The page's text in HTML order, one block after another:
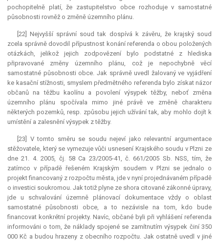
pochopitelně platí, že zastupitelstvo obce rozhoduje v samostatné
působnosti rovněž o změně územního plánu.
[22] Nejvyšší správní soud tak dospívá k závěru, že krajský soud
zcela správně dovodil přípustnost konání referenda o obou položených
otázkách, jelikož jejich zodpovězení bylo podstatné z hlediska
připravované změny územního plánu, což je nepochybně věcí
samostatné působnosti obce. Jak správně uvedl žalovaný ve vyjádření
ke kasační stížnosti, smyslem předmětného referenda bylo získat názor
občanů na těžbu kaolínu a povolení výsypek těžby, neboť změna
územního plánu spočívala mimo jiné právě ve změně charakteru
některých pozemků, resp. způsobu jejich užívání tak, aby mohlo dojít k
umístění a zalesnění výsypek z těžby.
[23] V tomto směru se soudu nejeví jakorelevantní argumentace
stěžovatele, který se vymezuje vůči usnesení Krajského soudu v Plzni ze
dne 21. 4. 2005, čj. 58 Ca 23/2005-41, č. 661/2005 Sb. NSS, tím, že
zatímco v případě řešeném Krajským soudem v Plzni se jednalo o
projekt financovaný z rozpočtu města, jde v nyní projednávaném případě
o investici soukromou. Jak totiž plyne ze shora citované zákonné úpravy,
jde u schvalování územně plánovací dokumentace vždy o oblast
samostatné působnosti obce, a to nezávisle na tom, kdo bude
financovat konkrétní projekty. Navíc, občané byli při vyhlášení referenda
informováni o tom, že náklady spojené se zamítnutím výsypek činí 350
000 Kč a budou hrazeny z obecního rozpočtu. Jak ostatně uvedl v jiné